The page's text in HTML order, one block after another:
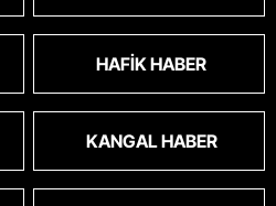
HAFIK HABER
KANGAL HABER